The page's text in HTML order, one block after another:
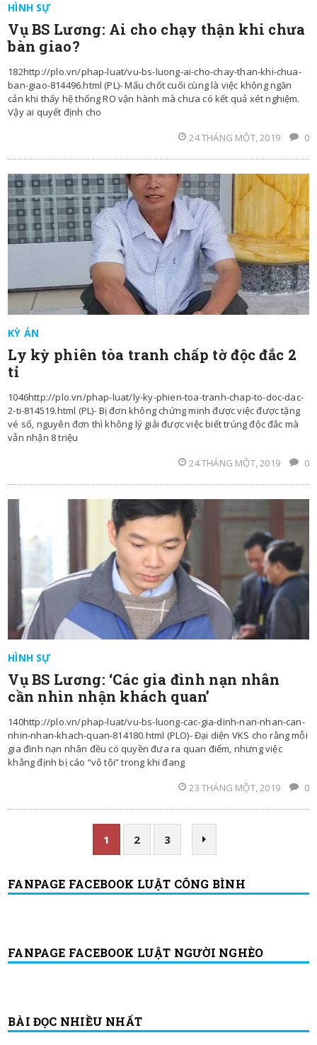
HÌNH SỰ
Vụ BS Lương: Ai cho chạy thận khi chưa
bàn giao?
182http://plo.vn/phap-luat/vu-bs-luong-ai-cho-chay-than-khi-chua-
ban-giao-814496.html (PL)- Mấu chốt cuối cùng là việc không ngăn
cản khi thấy hệ thống RO vận hành mà chưa có kết quả xét nghiệm.
Vậy ai quyết định cho
24 THÁNG MỘT, 2019
0
KỲ ÁN
Ly kỳ phiên tòa tranh chấp tờ độc đắc 2
tỉ
1046http://plo.vn/phap-luat/ly-ky-phien-toa-tranh-chap-to-doc-dac-
2-ti-814519.html (PL)- Bị đơn không chứng minh được việc được tặng
vé số, nguyên đơn thì không lý giải được việc biết trúng độc đắc mà
vẫn nhận 8 triệu
24 THÁNG MỘT, 2019
0
HÌNH SỰ
Vụ BS Lương: ‘Các gia đình nạn nhân
cần nhìn nhận khách quan’
140http://plo.vn/phap-luat/vu-bs-luong-cac-gia-dinh-nan-nhan-can-
nhin-nhan-khach-quan-814180.html (PLO)- Đại diện VKS cho rằng mỗi
gia đình nạn nhân đều có quyền đưa ra quan điểm, nhưng việc
khẳng định bị cáo “vô tội” trong khi đang
23 THÁNG MỘT, 2019
0
1 2 3
FANPAGE FACEBOOK LUẬT CÔNG BÌNH
FANPAGE FACEBOOK LUẬT NGƯỜI NGHÈO
BÀI ĐỌC NHIỀU NHẤT